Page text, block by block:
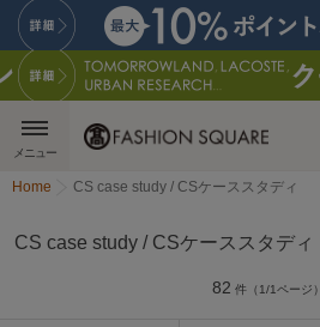
メニュー
Home CS case study / CSケーススタディ
CS case study / CSケーススタディ
82 件（1/1ページ）